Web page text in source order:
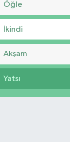
Öğle
İkindi
Akşam
Yatsı